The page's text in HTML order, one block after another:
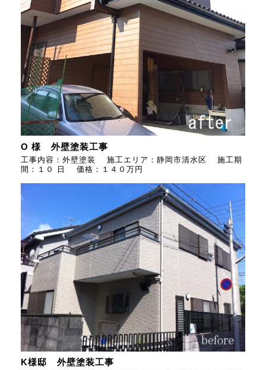
O 様 外壁塗装工事
工事内容：外壁塗装 施工エリア：静岡市清水区 施工期
間：１０ 日 価格：１４０万円
K様邸 外壁塗装工事